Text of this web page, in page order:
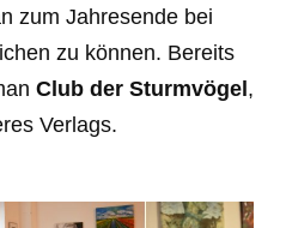
zum Jahresende bei
zu können. Bereits
Club der Sturmvögel ,
Verlags.